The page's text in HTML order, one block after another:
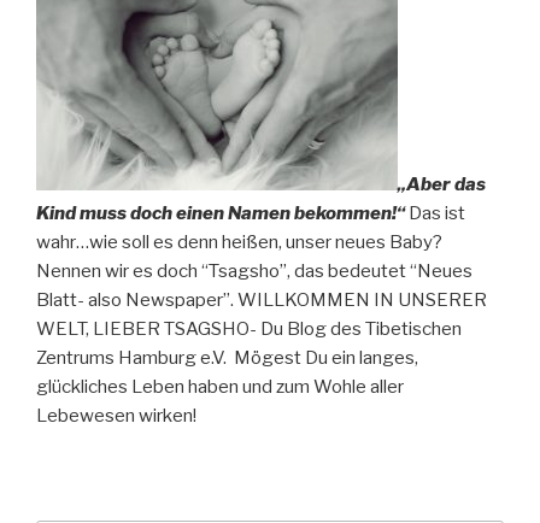
„Aber das
Kind muss doch einen Namen bekommen!“ Das ist
wahr…wie soll es denn heißen, unser neues Baby?
Nennen wir es doch “Tsagsho”, das bedeutet “Neues
Blatt- also Newspaper”. WILLKOMMEN IN UNSERER
WELT, LIEBER TSAGSHO- Du Blog des Tibetischen
Zentrums Hamburg e.V. Mögest Du ein langes,
glückliches Leben haben und zum Wohle aller
Lebewesen wirken!